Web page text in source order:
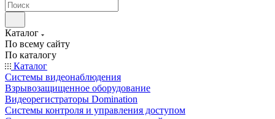
Каталог
По всему сайту
По каталогу
Каталог
Системы видеонаблюдения
Взрывозащищенное оборудование
Видеорегистраторы Domination
Системы контроля и управления доступом